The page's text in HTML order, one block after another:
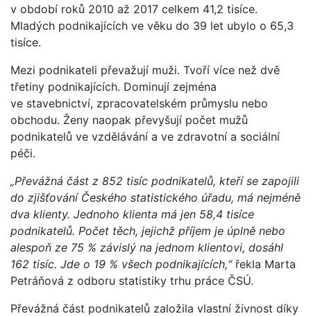
v období roků 2010 až 2017 celkem 41,2 tisíce.
Mladých podnikajících ve věku do 39 let ubylo o 65,3
tisíce.
Mezi podnikateli převažují muži. Tvoří více než dvě
třetiny podnikajících. Dominují zejména
ve stavebnictví, zpracovatelském průmyslu nebo
obchodu. Ženy naopak převyšují počet mužů
podnikatelů ve vzdělávání a ve zdravotní a sociální
péči.
„Převážná část z 852 tisíc podnikatelů, kteří se zapojili
do zjišťování Českého statistického úřadu, má nejméně
dva klienty. Jednoho klienta má jen 58,4 tisíce
podnikatelů. Počet těch, jejichž příjem je úplně nebo
alespoň ze 75 % závislý na jednom klientovi, dosáhl
162 tisíc. Jde o 19 % všech podnikajících,“řekla Marta
Petráňová z odboru statistiky trhu práce ČSÚ.
Převážná část podnikatelů založila vlastní živnost díky